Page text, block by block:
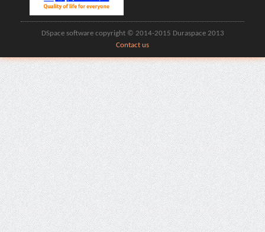
DSpace software copyright © 2014-2015 Duraspace 2013
Contact us